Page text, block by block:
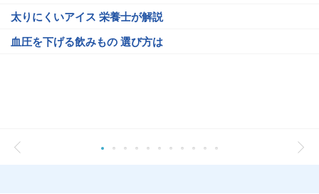
太りにくいアイス 栄養士が解説
血圧を下げる飲みもの 選び方は